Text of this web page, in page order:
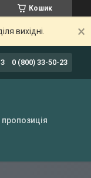
Кошик
вихідні.
0 (800) 33-50-23